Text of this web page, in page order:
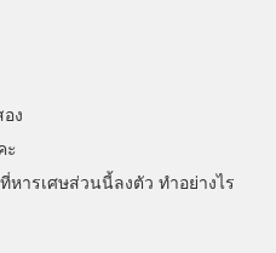
ง
ะ
หารเศษส่วนนี้ลงตัว ทำอย่างไร